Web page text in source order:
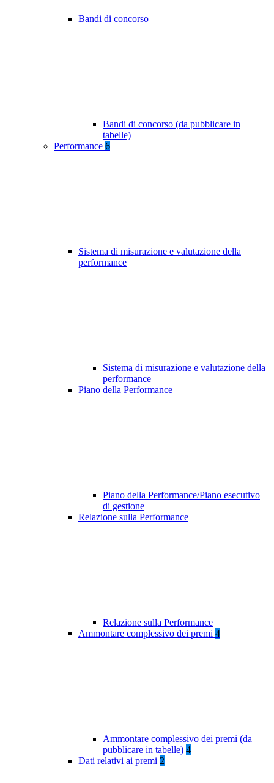
Bandi di concorso
Bandi di concorso (da pubblicare in
tabelle)
Performance 6
Sistema di misurazione e valutazione della
performance
Sistema di misurazione e valutazione della
performance
Piano della Performance
Piano della Performance/Piano esecutivo
di gestione
Relazione sulla Performance
Relazione sulla Performance
Ammontare complessivo dei premi 4
Ammontare complessivo dei premi (da
pubblicare in tabelle) 4
Dati relativi ai premi 2